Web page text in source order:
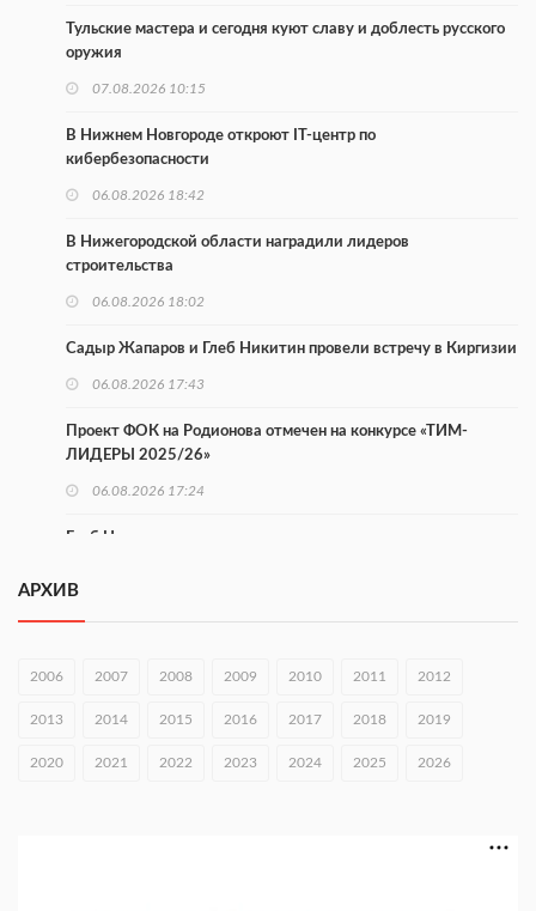
Тульские мастера и сегодня куют славу и доблесть русского
оружия
07.08.2026 10:15
В Нижнем Новгороде откроют IT-центр по
кибербезопасности
06.08.2026 18:42
В Нижегородской области наградили лидеров
строительства
06.08.2026 18:02
Садыр Жапаров и Глеб Никитин провели встречу в Киргизии
06.08.2026 17:43
Проект ФОК на Родионова отмечен на конкурсе «ТИМ-
ЛИДЕРЫ 2025/26»
06.08.2026 17:24
Глеб Никитин представил направления сотрудничества с
2026»
АРХИВ
2006 2007 2008 2009 2010 2011 2012
2013 2014 2015 2016 2017 2018 2019
2020 2021 2022 2023 2024 2025 2026